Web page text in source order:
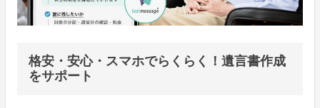
格安・安心・スマホでらくらく！遺言書作成
をサポート